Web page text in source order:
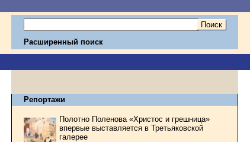
Расширенный поиск
Репортажи
Полотно Поленова «Христос и грешница»
впервые выставляется в Третьяковской
галерее